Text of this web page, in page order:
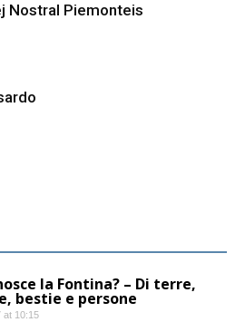
Nostral Piemonteis
la Fontina? – Di terre,
bestie e persone
at 10:15